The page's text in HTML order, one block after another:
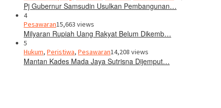
Pj Gubernur Samsudin Usulkan Pembangunan…
4
Pesawaran15,663 views
Milyaran Rupiah Uang Rakyat Belum Dikemb…
5
Hukum, Peristiwa, Pesawaran14,208 views
Mantan Kades Mada Jaya Sutrisna Dijemput…